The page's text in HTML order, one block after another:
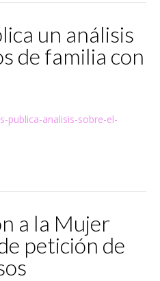
un análisis
de familia con
publica-analisis-sobre-el-
a la Mujer
petición de